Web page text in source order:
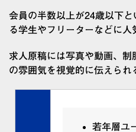
会員の半数以上が24歳以下
る学生やフリーターなどに人
求人原稿には写真や動画、
の雰囲気を視覚的に伝えられ
若年層ユ